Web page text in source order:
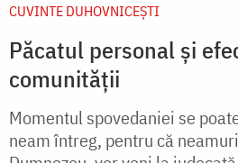
CUVINTE DUHOVNICEȘTI
Păcatul personal și
comunității
Momentul spovedaniei se
neam întreg, pentru că